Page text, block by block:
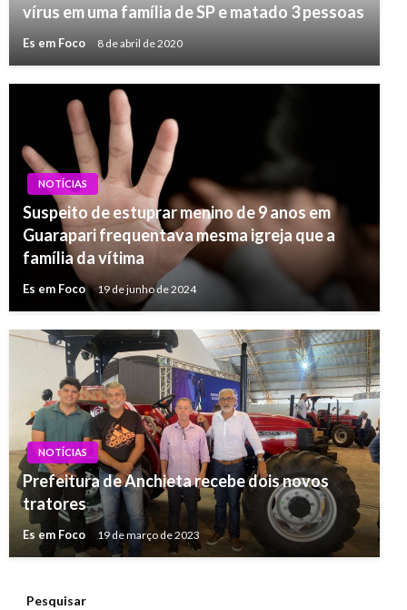
vírus em uma família de SP e matado 3 pessoas
Es em Foco 8 de abril de 2020
NOTÍCIAS
Suspeito de estuprar menino de 9 anos em
Guarapari frequentava mesma igreja que a
família da vítima
Es em Foco 19 de junho de 2024
NOTÍCIAS
Prefeitura de Anchieta recebe dois novos
tratores
Es em Foco 19 de março de 2023
Pesquisar